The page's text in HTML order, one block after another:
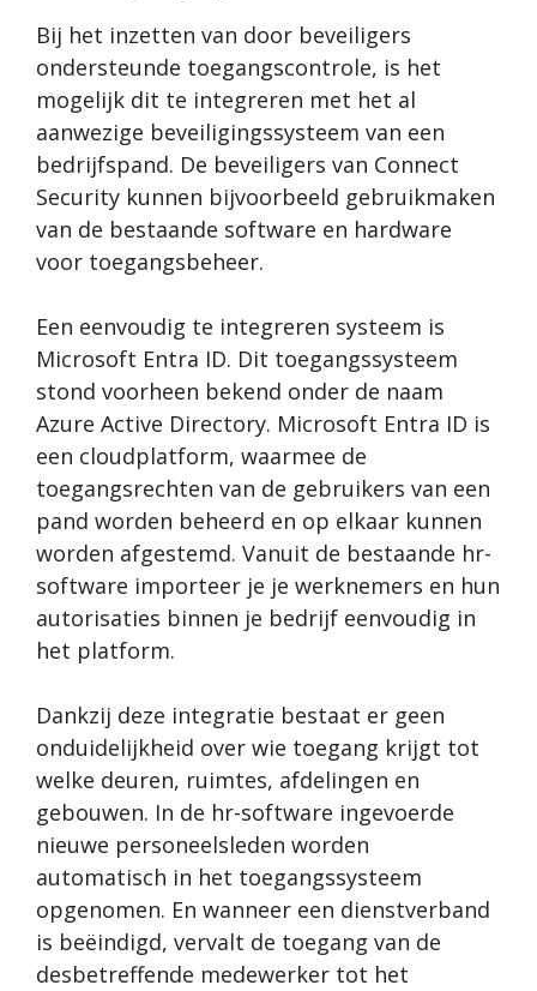
Bij het inzetten van door beveiligers
ondersteunde toegangscontrole, is het
mogelijk dit te integreren met het al
aanwezige beveiligingssysteem van een
bedrijfspand. De beveiligers van Connect
Security kunnen bijvoorbeeld gebruikmaken
van de bestaande software en hardware
voor toegangsbeheer.
Een eenvoudig te integreren systeem is
Microsoft Entra ID. Dit toegangssysteem
stond voorheen bekend onder de naam
Azure Active Directory. Microsoft Entra ID is
een cloudplatform, waarmee de
toegangsrechten van de gebruikers van een
pand worden beheerd en op elkaar kunnen
worden afgestemd. Vanuit de bestaande hr-
software importeer je je werknemers en hun
autorisaties binnen je bedrijf eenvoudig in
het platform.
Dankzij deze integratie bestaat er geen
onduidelijkheid over wie toegang krijgt tot
welke deuren, ruimtes, afdelingen en
gebouwen. In de hr-software ingevoerde
nieuwe personeelsleden worden
automatisch in het toegangssysteem
opgenomen. En wanneer een dienstverband
is beëindigd, vervalt de toegang van de
desbetreffende medewerker tot het